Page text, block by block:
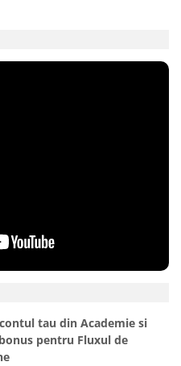
tau din Academie si
pentru Fluxul de